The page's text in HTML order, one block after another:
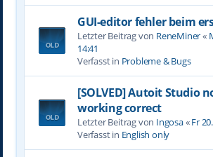
GUI-editor fehler beim
Letzter Beitrag von ReneMiner«
14:41
Verfasst in Probleme & Bugs
[SOLVED] Autoit Studio
working correct
Letzter Beitrag von Ingosa«Fr
Verfasst in English only